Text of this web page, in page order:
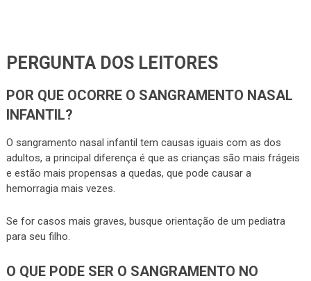
PERGUNTA DOS LEITORES
POR QUE OCORRE O SANGRAMENTO NASAL
INFANTIL?
O sangramento nasal infantil tem causas iguais com as dos
adultos, a principal diferença é que as crianças são mais frágeis
e estão mais propensas a quedas, que pode causar a
hemorragia mais vezes.
Se for casos mais graves, busque orientação de um pediatra
para seu filho.
O QUE PODE SER O SANGRAMENTO NO